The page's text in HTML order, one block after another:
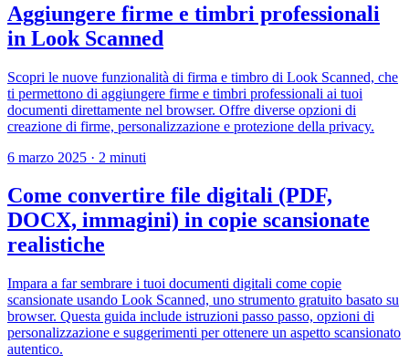
Aggiungere firme e timbri professionali
in Look Scanned
Scopri le nuove funzionalità di firma e timbro di Look Scanned, che
ti permettono di aggiungere firme e timbri professionali ai tuoi
documenti direttamente nel browser. Offre diverse opzioni di
creazione di firme, personalizzazione e protezione della privacy.
6 marzo 2025 · 2 minuti
Come convertire file digitali (PDF,
DOCX, immagini) in copie scansionate
realistiche
Impara a far sembrare i tuoi documenti digitali come copie
scansionate usando Look Scanned, uno strumento gratuito basato su
browser. Questa guida include istruzioni passo passo, opzioni di
personalizzazione e suggerimenti per ottenere un aspetto scansionato
autentico.